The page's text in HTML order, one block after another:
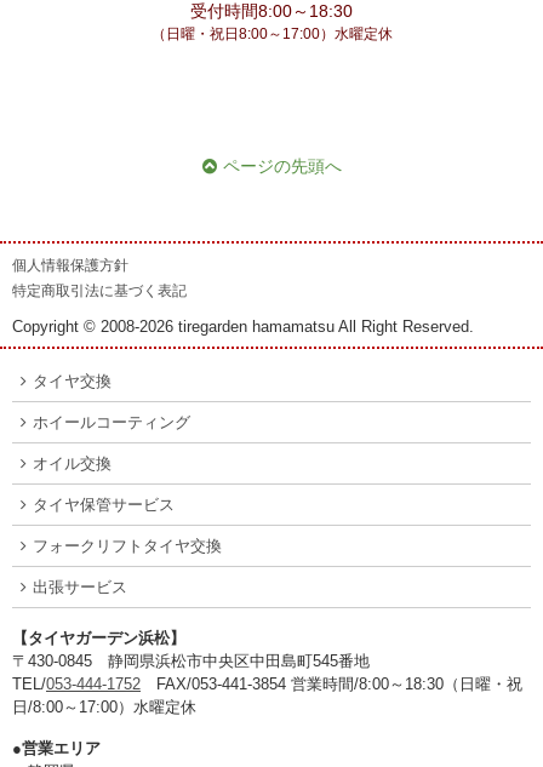
受付時間8:00～18:30
（日曜・祝日8:00～17:00）水曜定休
ページの先頭へ
個人情報保護方針
特定商取引法に基づく表記
Copyright © 2008-2026 tiregarden hamamatsu All Right Reserved.
タイヤ交換
ホイールコーティング
オイル交換
タイヤ保管サービス
フォークリフトタイヤ交換
出張サービス
【タイヤガーデン浜松】
〒430-0845 静岡県浜松市中央区中田島町545番地
TEL/053-444-1752 FAX/053-441-3854 営業時間/8:00～18:30（日曜・祝
日/8:00～17:00）水曜定休
●営業エリア